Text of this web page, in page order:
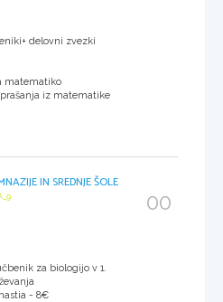
delovni zvezki
matematiko
iz matematike
IN SREDNJE ŠOLE
za biologijo v 1.
- 8€
00